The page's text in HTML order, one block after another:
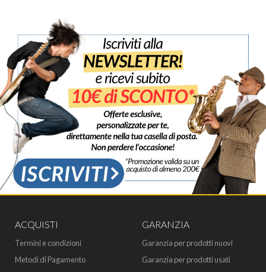
ACQUISTI
Termini e condizioni
Metodi di Pagamento
GARANZIA
Garanzia per prodotti nuovi
Garanzia per prodotti usati